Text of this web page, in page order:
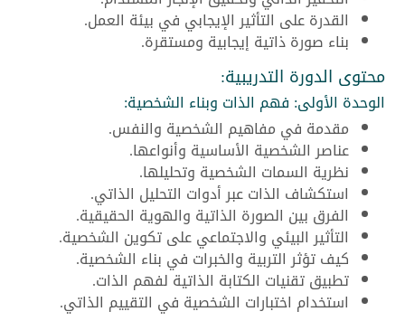
القدرة على التأثير الإيجابي في بيئة العمل.
بناء صورة ذاتية إيجابية ومستقرة.
محتوى الدورة التدريبية:
الوحدة الأولى: فهم الذات وبناء الشخصية:
مقدمة في مفاهيم الشخصية والنفس.
عناصر الشخصية الأساسية وأنواعها.
نظرية السمات الشخصية وتحليلها.
استكشاف الذات عبر أدوات التحليل الذاتي.
الفرق بين الصورة الذاتية والهوية الحقيقية.
التأثير البيئي والاجتماعي على تكوين الشخصية.
كيف تؤثر التربية والخبرات في بناء الشخصية.
تطبيق تقنيات الكتابة الذاتية لفهم الذات.
استخدام اختبارات الشخصية في التقييم الذاتي.